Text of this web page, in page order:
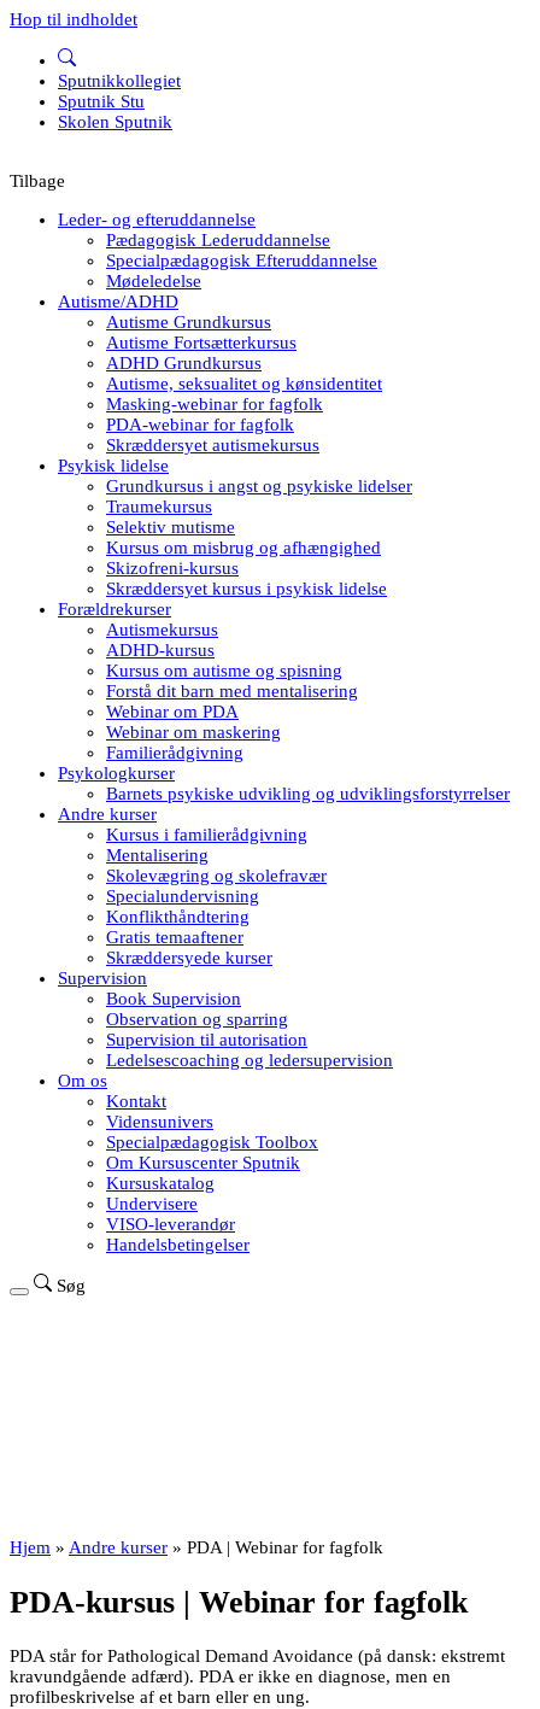
Hop til indholdet
Sputnikkollegiet
Sputnik Stu
Skolen Sputnik
Tilbage
Leder- og efteruddannelse
Pædagogisk Lederuddannelse
Specialpædagogisk Efteruddannelse
Mødeledelse
Autisme/ADHD
Autisme Grundkursus
Autisme Fortsætterkursus
ADHD Grundkursus
Autisme, seksualitet og kønsidentitet
Masking-webinar for fagfolk
PDA-webinar for fagfolk
Skræddersyet autismekursus
Psykisk lidelse
Grundkursus i angst og psykiske lidelser
Traumekursus
Selektiv mutisme
Kursus om misbrug og afhængighed
Skizofreni-kursus
Skræddersyet kursus i psykisk lidelse
Forældrekurser
Autismekursus
ADHD-kursus
Kursus om autisme og spisning
Forstå dit barn med mentalisering
Webinar om PDA
Webinar om maskering
Familierådgivning
Psykologkurser
Barnets psykiske udvikling og udviklingsforstyrrelser
Andre kurser
Kursus i familierådgivning
Mentalisering
Skolevægring og skolefravær
Specialundervisning
Konflikthåndtering
Gratis temaaftener
Skræddersyede kurser
Supervision
Book Supervision
Observation og sparring
Supervision til autorisation
Ledelsescoaching og ledersupervision
Om os
Kontakt
Vidensunivers
Specialpædagogisk Toolbox
Om Kursuscenter Sputnik
Kursuskatalog
Undervisere
VISO-leverandør
Handelsbetingelser
Søg
Hjem » Andre kurser » PDA | Webinar for fagfolk
PDA-kursus | Webinar for fagfolk
PDA står for Pathological Demand Avoidance (på dansk: ekstremt
kravundgående adfærd). PDA er ikke en diagnose, men en
profilbeskrivelse af et barn eller en ung.